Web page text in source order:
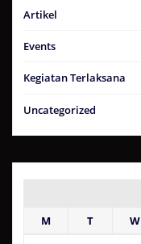
Artikel
Events
Kegiatan Terlaksana
Uncategorized
M
T W